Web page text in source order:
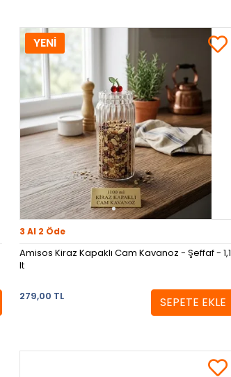
3 Al 2 Öde
Amisos Kiraz Kapaklı Cam Kavanoz - Şeffaf - 1,1
lt
279,00 TL SEPETE EKLE
YENİ